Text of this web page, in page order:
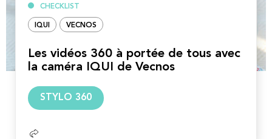
CHECKLIST
IQUI VECNOS
Les vidéos 360 à portée de tous avec
la caméra IQUI de Vecnos
STYLO 360